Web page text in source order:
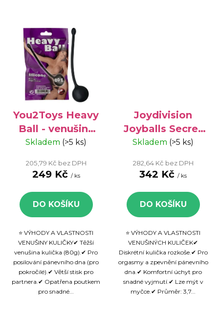
You2Toys Heavy
Ball - venušiny
kuličky pro
pánevního dna
Skladem (>5 ks)
205,79 Kč bez DPH
249 Kč / ks
DO KOŠÍKU
⭐ VÝHODY A VLASTNOSTI
VENUŠINY KULIČKY✔ Těžší
venušina kulička (80g).✔ Pro
posilování pánevního dna (pro
pokročilé).✔ Větší stisk pro
partnera.✔ Opatřena poutkem
pro snadné...
Joydivision
Joyballs Secret
Red&Black -
kuličky, 1 ks
Skladem (>5 ks)
282,64 Kč bez DPH
342 Kč / ks
DO KOŠÍKU
⭐ VÝHODY A VLASTNOSTI
VENUŠINÝCH KULIČEK✔
Diskrétní kulička rozkoše.✔ Pro
orgasmy a zpevnění pánevního
dna.✔ Komfortní úchyt pro
snadné vyjmutí.✔ Lze mýt v
myčce.✔ Průměr: 3,7...